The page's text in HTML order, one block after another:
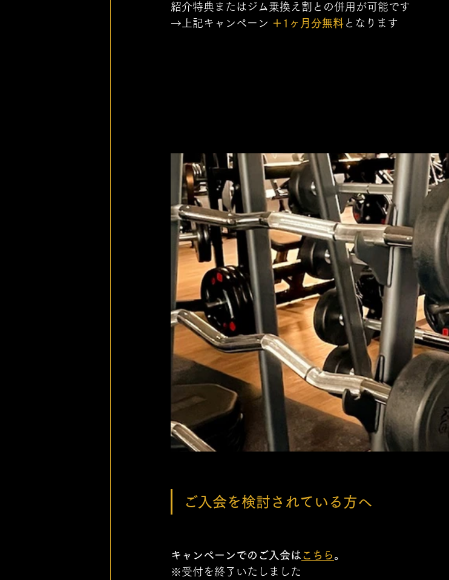
紹介特典またはジム乗換え割との併用が可能です
→上記キャンペーン ＋1ヶ月分無料 となります
ご入会を検討されている方へ
キャンペーンでのご入会は こちら 。
※受付を終了いたしました